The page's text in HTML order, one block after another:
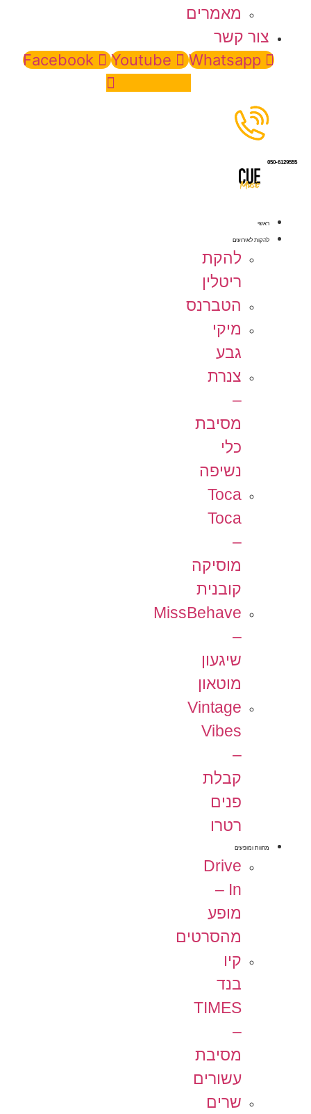
מאמרים
צור קשר
Facebook
Youtube
Whatsapp
050-6129555
ראשי
להקות לאירועים
להקת
ריטלין
הטברנס
מיקי
גבע
צנרת
–
מסיבת
כלי
נשיפה
Toca
Toca
–
מוסיקה
קובנית
MissBehave
–
שיגעון
מוטאון
Vintage
Vibes
–
קבלת
פנים
רטרו
מחוות ומופעים
Drive
In –
מופע
מהסרטים
קיו
בנד
TIMES
–
מסיבת
עשורים
שרים